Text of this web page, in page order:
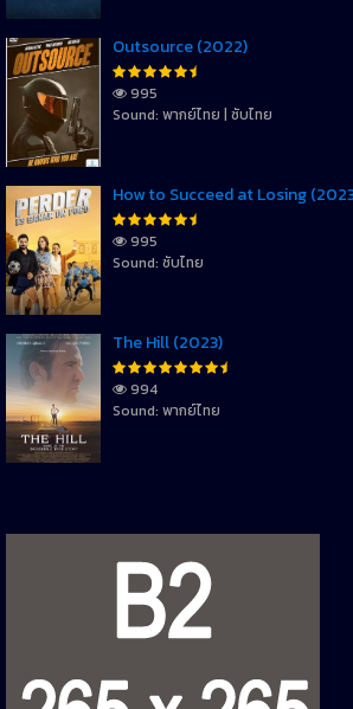
Outsource (2022)
995
Sound: พากย์ไทย | ซับไทย
How to Succeed at Losing
995
Sound: ซับไทย
The Hill (2023)
994
Sound: พากย์ไทย